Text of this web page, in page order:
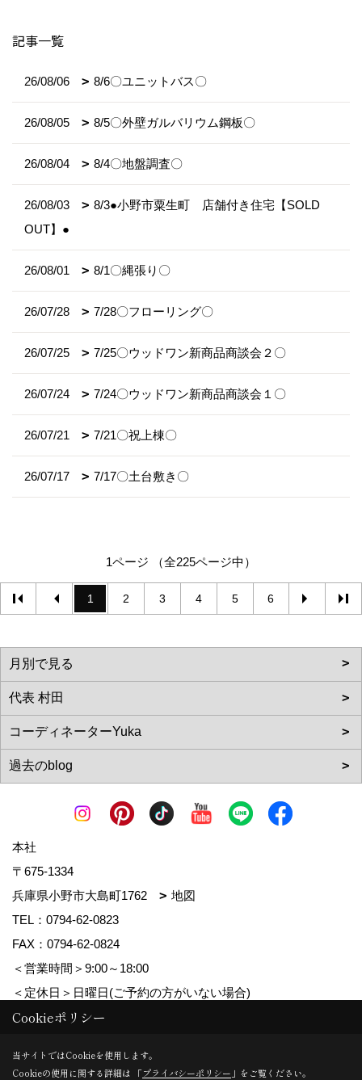
記事一覧
26/08/06 8/6〇ユニットバス〇
26/08/05 8/5〇外壁ガルバリウム鋼板〇
26/08/04 8/4〇地盤調査〇
26/08/03
8/3●小野市粟生町 店舗付き住宅【SOLD
OUT】●
26/08/01 8/1〇縄張り〇
26/07/28 7/28〇フローリング〇
26/07/25 7/25〇ウッドワン新商品商談会２〇
26/07/24 7/24〇ウッドワン新商品商談会１〇
26/07/21 7/21〇祝上棟〇
26/07/17 7/17〇土台敷き〇
1ページ （全225ページ中）
1 2 3 4 5 6
本社
〒675-1334
兵庫県小野市大島町1762
地図
TEL： 0794-62-0823
FAX：0794-62-0824
＜営業時間＞9:00～18:00
＜定休日＞日曜日(ご予約の方がいない場合)
Copyright (c) MDhomes. All Rights Reserved.
Produced byゴデスクリエイト
Cookieポリシー
当サイトではCookieを使用します。
Cookieの使用に関する詳細は 「プライバシーポリシー 」をご覧ください。